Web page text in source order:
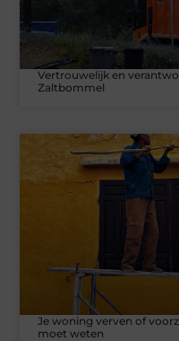
Vertrouwelijk en
Zaltbommel
Je woning verven of
moet weten